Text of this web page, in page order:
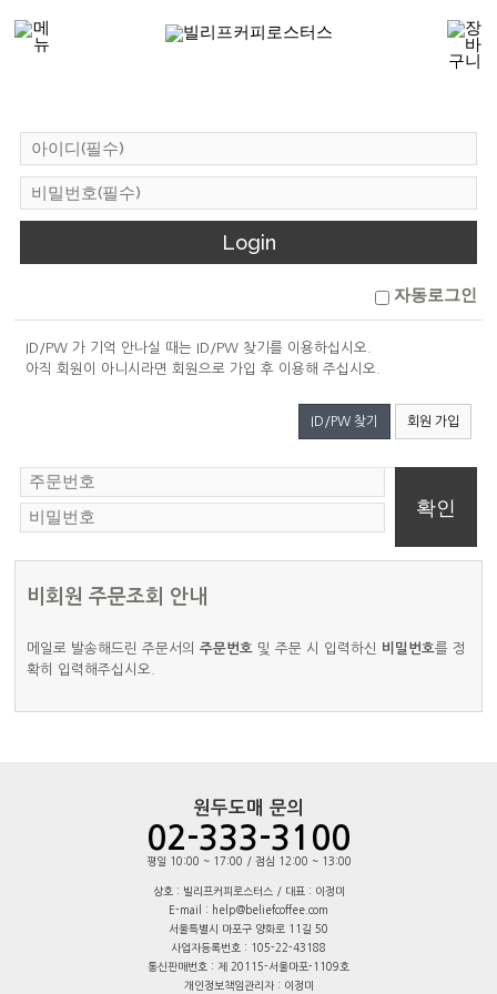
자동로그인
ID/PW 가 기억 안나실 때는 ID/PW 찾기를 이용하십시오.
아직 회원이 아니시라면 회원으로 가입 후 이용해 주십시오.
ID/PW 찾기 회원 가입
비회원 주문조회 안내
메일로 발송해드린 주문서의주문번호 및 주문 시 입력하신 비밀번호를 정
확히 입력해주십시오.
원두도매 문의
02-333-3100
평일 10:00 ~ 17:00 / 점심 12:00 ~ 13:00
상호 : 빌리프커피로스터스 / 대표 : 이정미
E-mail : help@beliefcoffee.com
서울특별시 마포구 양화로 11길 50
사업자등록번호 : 105-22-43188
통신판매번호 : 제 20115-서울마포-1109호
개인정보책임관리자 : 이정미